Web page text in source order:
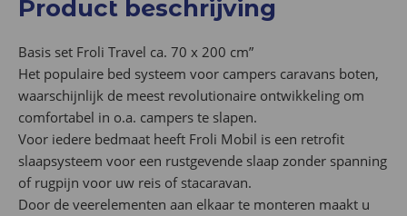
Product beschrijving
Basis set Froli Travel ca. 70 x 200 cm”
Het populaire bed systeem voor campers caravans boten,
waarschijnlijk de meest revolutionaire ontwikkeling om
comfortabel in o.a. campers te slapen.
Voor iedere bedmaat heeft Froli Mobil is een retrofit
slaapsysteem voor een rustgevende slaap zonder spanning
of rugpijn voor uw reis of stacaravan.
Door de veerelementen aan elkaar te monteren maakt u